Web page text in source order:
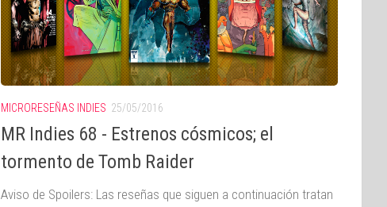
MICRORESEÑAS INDIES 25/05/2016
MR Indies 68 - Estrenos cósmicos; el
tormento de Tomb Raider
Aviso de Spoilers: Las reseñas que siguen a continuación tratan